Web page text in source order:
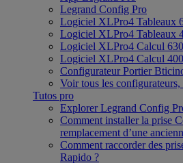
Legrand Config Pro
Logiciel XLPro4 Tableaux
Logiciel XLPro4 Tableaux
Logiciel XLPro4 Calcul
Logiciel XLPro4 Calcul 400
Configurateur Portier
Voir tous les
Tutos pro
Explorer Legrand Config
Comment installer la prise
remplacement d’une
Comment raccorder des
Rapido ?